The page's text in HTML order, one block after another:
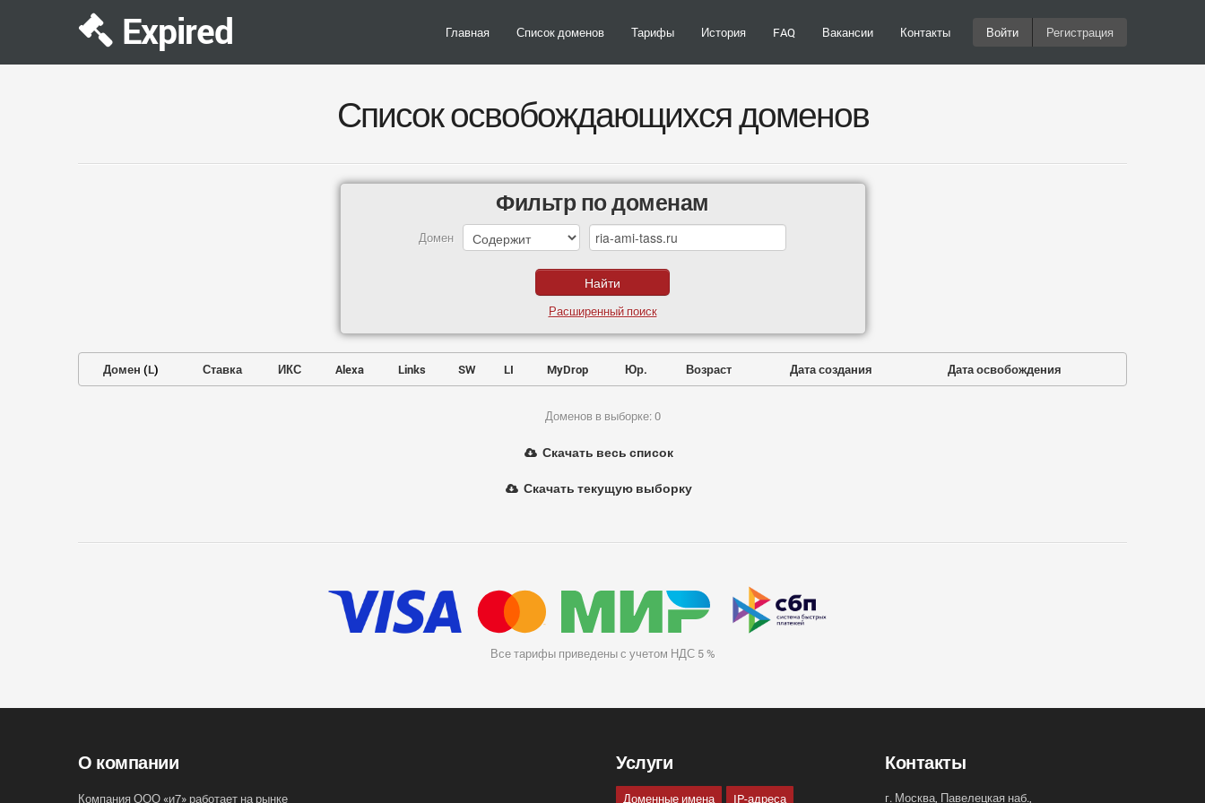
Expired Главная Список доменов Тарифы История FAQ Вакансии Контакты Войти Регистрация
Список освобождающихся доменов
Фильтр по доменам
Домен
Расширенный поиск
Домен (L) Ставка ИКС Alexa Links SW LI MyDrop Юр. Возраст Дата создания Дата освобождения
Доменов в выборке: 0
Скачать весь список
Скачать текущую выборку
Все тарифы приведены с учетом НДС 5 %
О компании
Компания ООО «и7» работает на рынке
Услуги
Доменные имена IP-адреса
Контакты
г. Москва, Павелецкая наб.,